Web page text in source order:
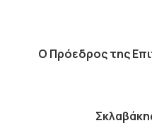
Ο Πρόεδροςτης